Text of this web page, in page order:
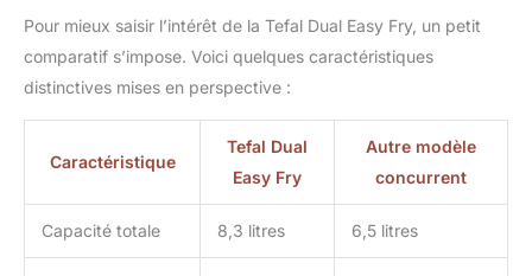
Pour mieux saisir l’intérêt de la Tefal Dual Easy Fry, un petit
comparatif s’impose. Voici quelques caractéristiques
distinctives mises en perspective :
Caractéristique
Tefal Dual
Easy Fry
Autre modèle
concurrent
Capacité totale 8,3 litres 6,5 litres